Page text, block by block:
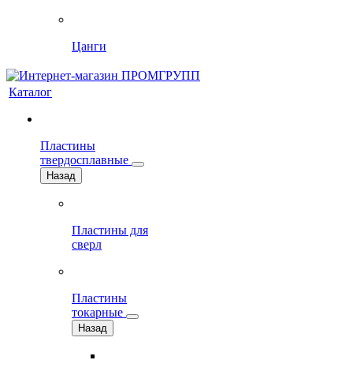
Цанги
Каталог
Пластины
твердосплавные
Назад
Пластины для
сверл
Пластины
токарные
Назад